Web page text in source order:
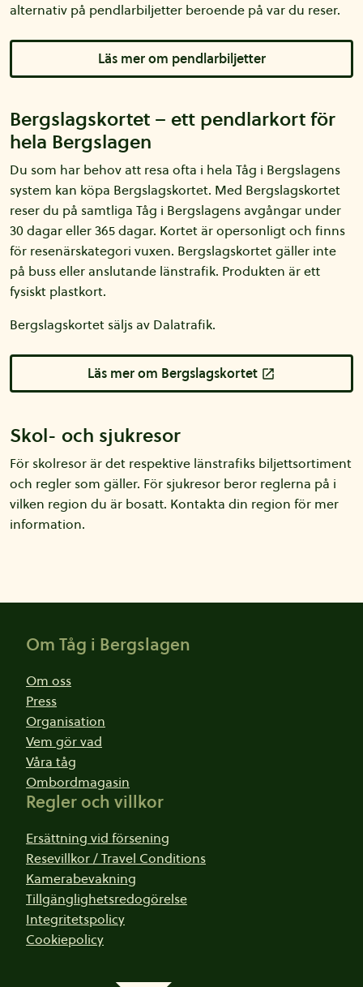
alternativ på pendlarbiljetter beroende på var du reser.
Läs mer om pendlarbiljetter
Bergslagskortet – ett pendlarkort för
hela Bergslagen
Du som har behov att resa ofta i hela Tåg i Bergslagens
system kan köpa Bergslagskortet. Med Bergslagskortet
reser du på samtliga Tåg i Bergslagens avgångar under
30 dagar eller 365 dagar. Kortet är opersonligt och finns
för resenärskategori vuxen. Bergslagskortet gäller inte
på buss eller anslutande länstrafik. Produkten är ett
fysiskt plastkort.
Bergslagskortet säljs av Dalatrafik.
Läs mer om Bergslagskortet
Skol- och sjukresor
För skolresor är det respektive länstrafiks biljettsortiment
och regler som gäller. För sjukresor beror reglerna på i
vilken region du är bosatt. Kontakta din region för mer
information.
Om Tåg i Bergslagen
Om oss
Press
Organisation
Vem gör vad
Våra tåg
Ombordmagasin
Regler och villkor
Ersättning vid försening
Resevillkor / Travel Conditions
Kamerabevakning
Tillgänglighetsredogörelse
Integritetspolicy
Cookiepolicy